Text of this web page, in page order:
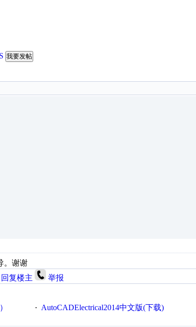
我要发帖
。谢谢
回复楼主 举报
· AutoCADElectrical2014中文版(下载)